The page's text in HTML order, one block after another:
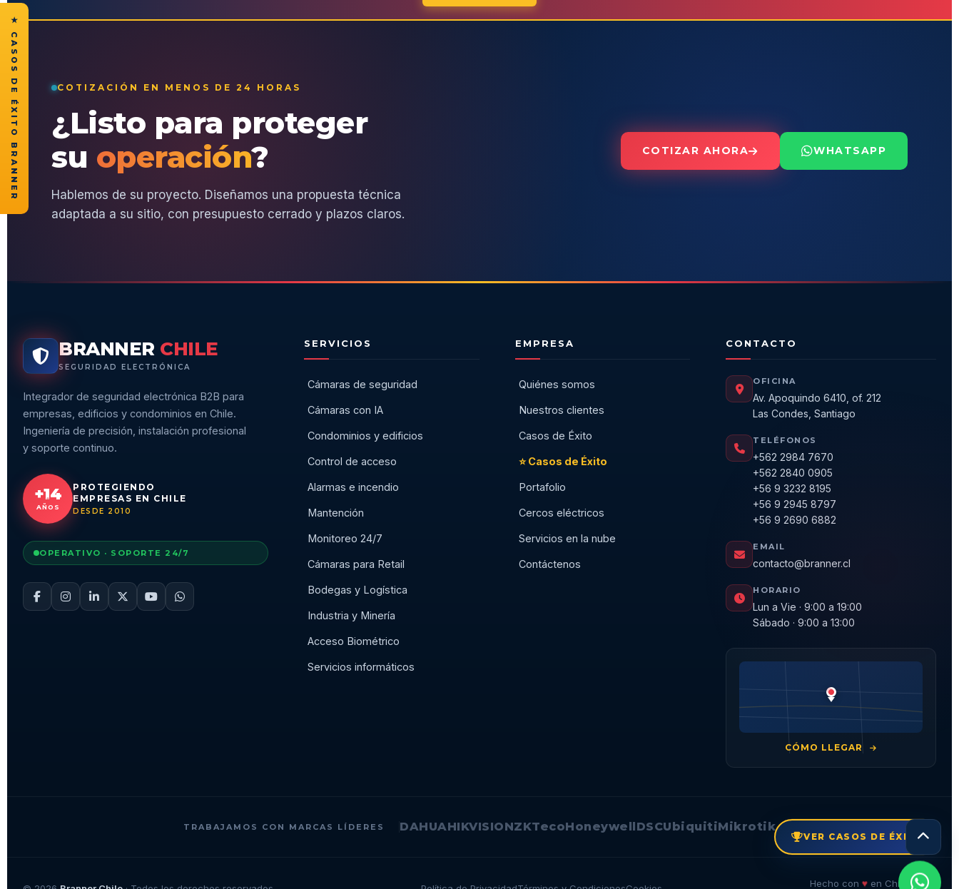
COTIZACIÓN EN MENOS DE 24 HORAS
¿Listo para proteger
su operación?
Hablemos de su proyecto. Diseñamos una propuesta técnica
adaptada a su sitio, con presupuesto cerrado y plazos claros.
COTIZAR AHORA WHATSAPP
BRANNER CHILE
SEGURIDAD ELECTRÓNICA
Integrador de seguridad electrónica B2B para
empresas, edificios y condominios en Chile.
Ingeniería de precisión, instalación profesional
y soporte continuo.
+14
AÑOS
PROTEGIENDO
EMPRESAS EN CHILE
DESDE 2010
OPERATIVO · SOPORTE 24/7
SERVICIOS
Cámaras de seguridad
Cámaras con IA
Condominios y edificios
Control de acceso
Alarmas e incendio
Mantención
Monitoreo 24/7
Cámaras para Retail
Bodegas y Logística
Industria y Minería
Acceso Biométrico
Servicios informáticos
EMPRESA
Quiénes somos
Nuestros clientes
Casos de Éxito
⭐ Casos de Éxito
Portafolio
Cercos eléctricos
Servicios en la nube
Contáctenos
CONTACTO
OFICINA
Av. Apoquindo 6410, of. 212
Las Condes, Santiago
TELÉFONOS
+562 2984 7670
+562 2840 0905
+56 9 3232 8195
+56 9 2945 8797
+56 9 2690 6882
EMAIL
contacto@branner.cl
HORARIO
Lun a Vie · 9:00 a 19:00
Sábado · 9:00 a 13:00
CÓMO LLEGAR
TRABAJAMOS CON MARCAS LÍDERES DAHUAHIKVISIONZKTecoHoneywell DSCUbiquitiMikrotik
Hecho con ♥ en Chile 🇨🇱
VER CASOS DE ÉXITO
★ CASOS DE ÉXITO BRANNER